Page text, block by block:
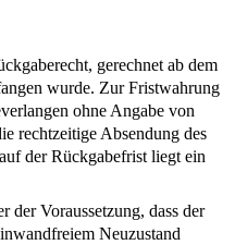
gerechnet ab dem
wurde. Zur Fristwahrung
ohne Angabe von
rechtzeitige Absendung des
der Rückgabefrist liegt ein
der Voraussetzung, dass der
Neuzustand